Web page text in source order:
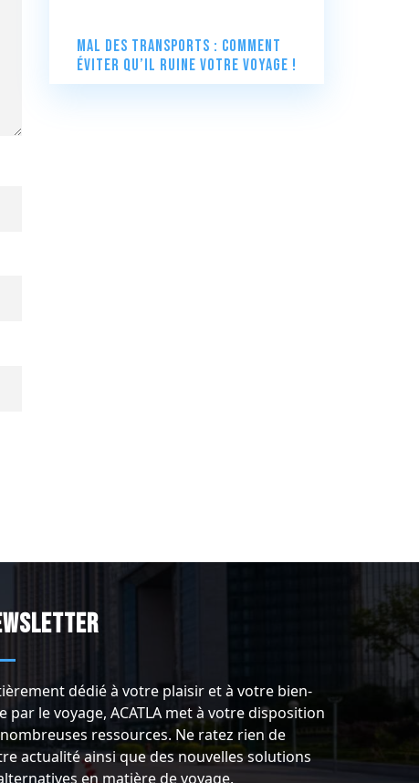
Mal des transports : comment
éviter qu’il ruine votre voyage !
dédié à votre plaisir et à votre bien-
par le voyage, ACATLA met à votre disposition
ressources. Ne ratez rien de
actualité ainsi que des nouvelles solutions
en matière de voyage.